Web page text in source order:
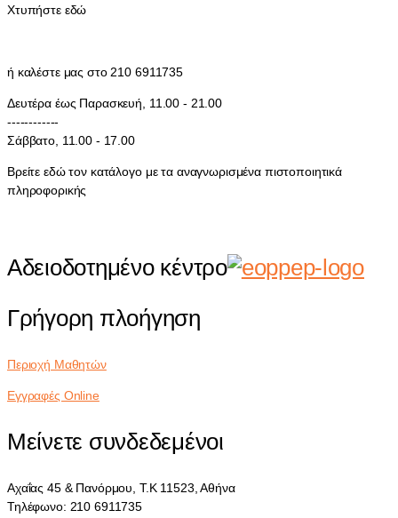
Χτυπήστε εδώ
ή καλέστε μας στο 210 6911735
Δευτέρα έως Παρασκευή, 11.00 - 21.00
------------
Σάββατο, 11.00 - 17.00
Βρείτε εδώ τον κατάλογο με τα αναγνωρισμένα πιστοποιητικά
πληροφορικής
Αδειοδοτημένο κέντρο
Γρήγορη πλοήγηση
Περιοχή Μαθητών
Εγγραφές Online
Μείνετε συνδεδεμένοι
Αχαΐας 45 & Πανόρμου, Τ.Κ 11523, Αθήνα
Τηλέφωνο: 210 6911735